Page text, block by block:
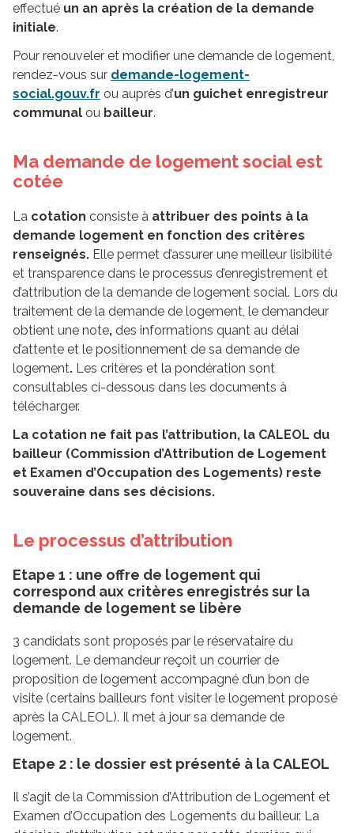
effectué un an après la création de la demande
initiale.
Pour renouveler et modifier une demande de logement,
rendez-vous sur demande-logement-
social.gouv.fr ou auprès d’un guichet enregistreur
communal ou bailleur.
Ma demande de logement social est
cotée
La cotation consiste à attribuer des points à la
demande logement en fonction des critères
renseignés. Elle permet d’assurer une meilleur lisibilité
et transparence dans le processus d’enregistrement et
d’attribution de la demande de logement social. Lors du
traitement de la demande de logement, le demandeur
obtient une note, des informations quant au délai
d’attente et le positionnement de sa demande de
logement. Les critères et la pondération sont
consultables ci-dessous dans les documents à
télécharger.
La cotation ne fait pas l’attribution, la CALEOL du
bailleur (Commission d’Attribution de Logement
et Examen d’Occupation des Logements) reste
souveraine dans ses décisions.
Le processus d’attribution
Etape 1 : une offre de logement qui
correspond aux critères enregistrés sur la
demande de logement se libère
3 candidats sont proposés par le réservataire du
logement. Le demandeur reçoit un courrier de
proposition de logement accompagné d’un bon de
visite (certains bailleurs font visiter le logement proposé
après la CALEOL). Il met à jour sa demande de
logement.
Etape 2 : le dossier est présenté à la CALEOL
Il s’agit de la Commission d’Attribution de Logement et
Examen d’Occupation des Logements du bailleur. La